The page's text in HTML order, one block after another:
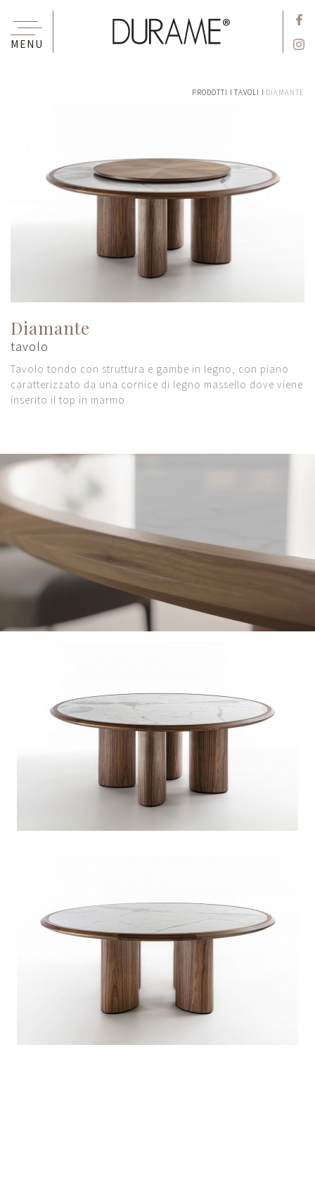
MENU
PRODOTTI TAVOLI DIAMANTE
Diamante
tavolo
Tavolo tondo con struttura e gambe in legno, con piano
caratterizzato da una cornice di legno massello dove viene
inserito il top in marmo.